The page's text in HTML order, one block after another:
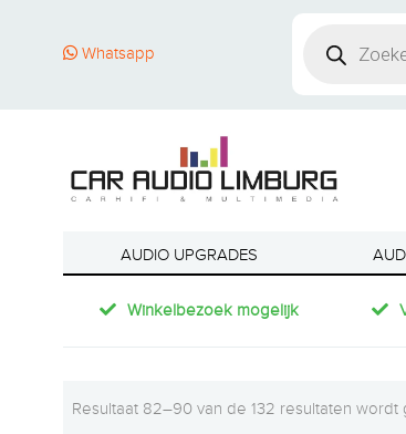
Whatsapp
AUDIO UPGRADES
Winkelbezoek mogelijk
Resultaat 82–90 van de 132 resultaten wordt